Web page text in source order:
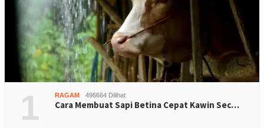
1 RAGAM 496664 Dilihat
Cara Membuat Sapi Betina Cepat Kawin Sec…